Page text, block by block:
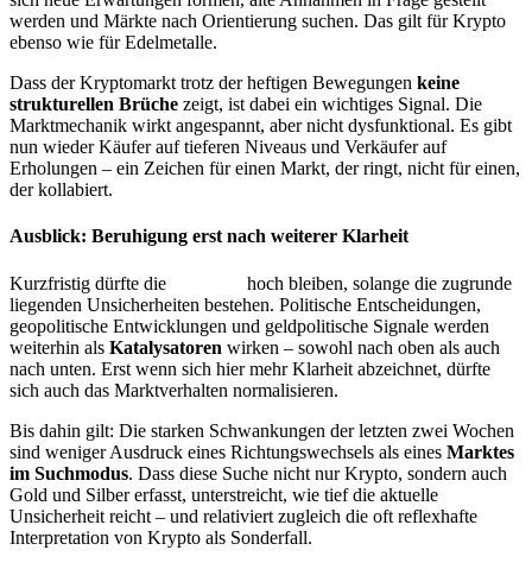
werden und Märkte nach Orientierung suchen. Das gilt für Krypto
ebenso wie für Edelmetalle.
Dass der Kryptomarkt trotz der heftigen Bewegungen keine
strukturellen Brüche zeigt, ist dabei ein wichtiges Signal. Die
Marktmechanik wirkt angespannt, aber nicht dysfunktional. Es gibt
nun wieder Käufer auf tieferen Niveaus und Verkäufer auf
Erholungen – ein Zeichen für einen Markt, der ringt, nicht für einen,
der kollabiert.
Ausblick: Beruhigung erst nach weiterer Klarheit
Kurzfristig dürfte die
hoch bleiben, solange die zugrunde
liegenden Unsicherheiten bestehen. Politische Entscheidungen,
geopolitische Entwicklungen und geldpolitische Signale werden
weiterhin als Katalysatoren wirken – sowohl nach oben als auch
nach unten. Erst wenn sich hier mehr Klarheit abzeichnet, dürfte
sich auch das Marktverhalten normalisieren.
Bis dahin gilt: Die starken Schwankungen der letzten zwei Wochen
sind weniger Ausdruck eines Richtungswechsels als eines Marktes
im Suchmodus. Dass diese Suche nicht nur Krypto, sondern auch
Gold und Silber erfasst, unterstreicht, wie tief die aktuelle
Unsicherheit reicht – und relativiert zugleich die oft reflexhafte
Interpretation von Krypto als Sonderfall.